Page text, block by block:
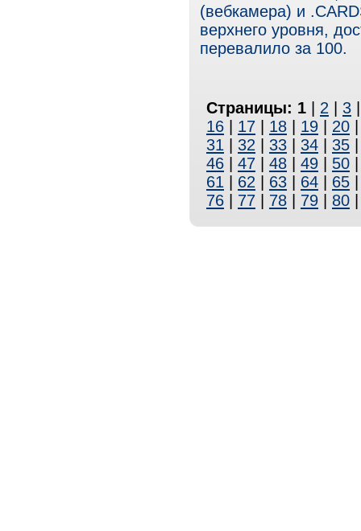
(вебкамера) и
верхнего уровня,
перевалило за 100.
Страницы: 1 2 3
16
17 18 19 20
31
32 33 34 35
46
47 48 49 50
61
62 63 64 65
76
77 78 79 80